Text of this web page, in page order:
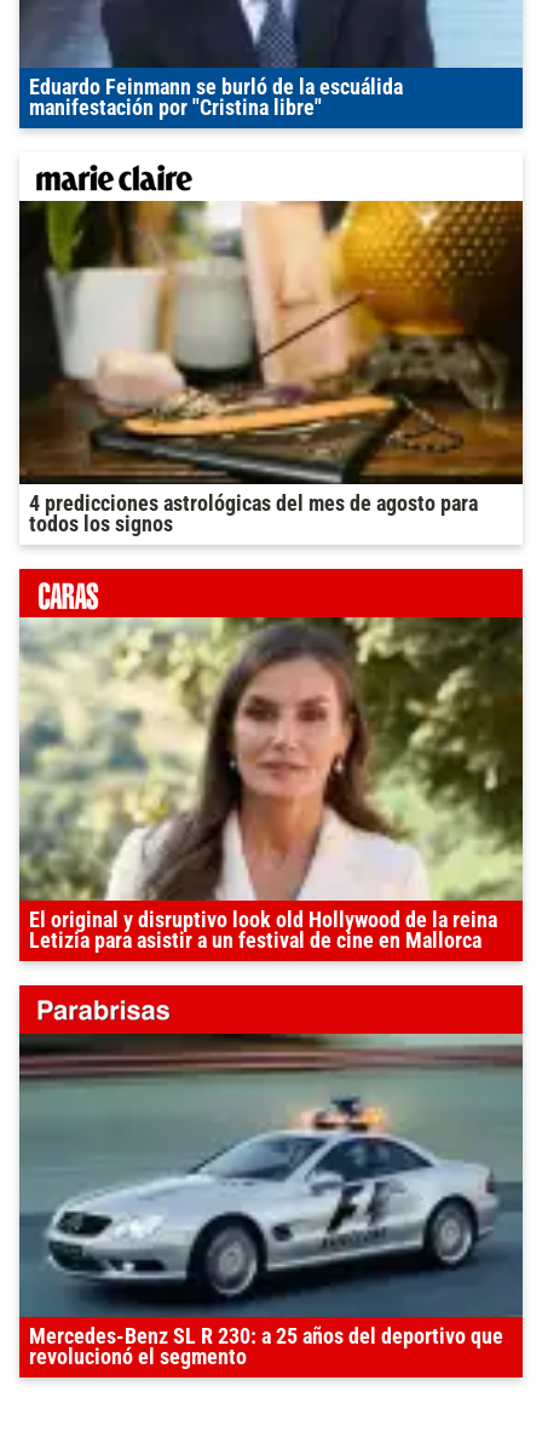
Eduardo Feinmann se burló de la escuálida
manifestación por "Cristina libre"
4 predicciones astrológicas del mes de agosto para
todos los signos
El original y disruptivo look old Hollywood de la reina
Letizia para asistir a un festival de cine en Mallorca
Mercedes-Benz SL R 230: a 25 años del deportivo que
revolucionó el segmento